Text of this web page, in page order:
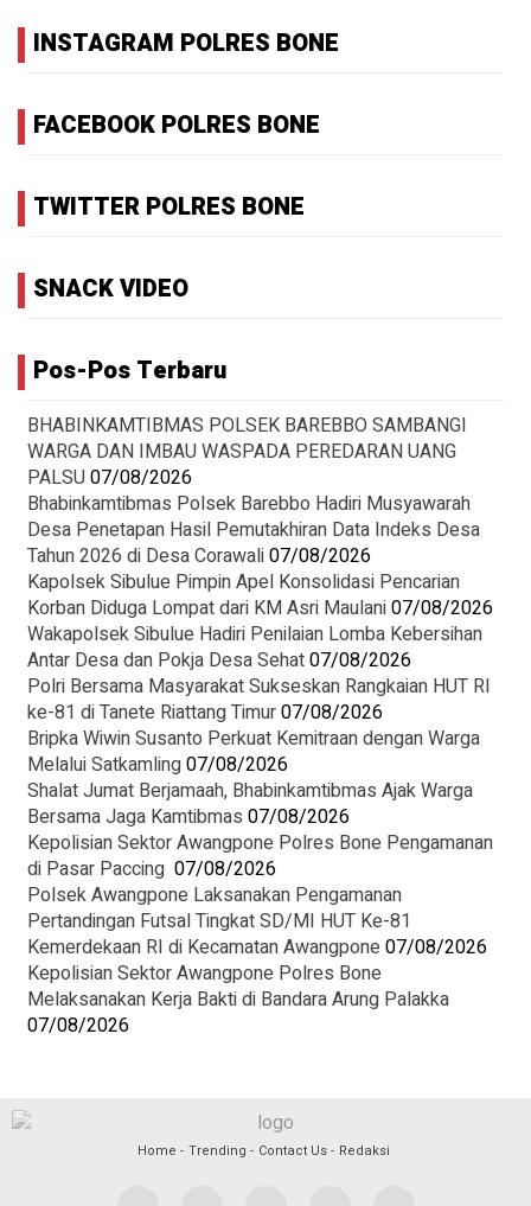
INSTAGRAM POLRES BONE
FACEBOOK POLRES BONE
TWITTER POLRES BONE
SNACK VIDEO
Pos-Pos Terbaru
BHABINKAMTIBMAS POLSEK BAREBBO SAMBANGI
WARGA DAN IMBAU WASPADA PEREDARAN UANG
PALSU07/08/2026
Bhabinkamtibmas Polsek Barebbo Hadiri Musyawarah
Desa Penetapan Hasil Pemutakhiran Data Indeks Desa
Tahun 2026 di Desa Corawali07/08/2026
Kapolsek Sibulue Pimpin Apel Konsolidasi Pencarian
Korban Diduga Lompat dari KM Asri Maulani07/08/2026
Wakapolsek Sibulue Hadiri Penilaian Lomba Kebersihan
Antar Desa dan Pokja Desa Sehat07/08/2026
Polri Bersama Masyarakat Sukseskan Rangkaian HUT RI
ke-81 di Tanete Riattang Timur07/08/2026
Bripka Wiwin Susanto Perkuat Kemitraan dengan Warga
Melalui Satkamling07/08/2026
Shalat Jumat Berjamaah, Bhabinkamtibmas Ajak Warga
Bersama Jaga Kamtibmas 07/08/2026
Kepolisian Sektor Awangpone Polres Bone Pengamanan
di Pasar Paccing ‎ 07/08/2026
Polsek Awangpone Laksanakan Pengamanan
Pertandingan Futsal Tingkat SD/MI HUT Ke-81
Kemerdekaan RI di Kecamatan Awangpone07/08/2026
‎Kepolisian Sektor Awangpone Polres Bone
Melaksanakan Kerja Bakti di Bandara Arung Palakka ‎
07/08/2026
Home Trending Contact Us Redaksi